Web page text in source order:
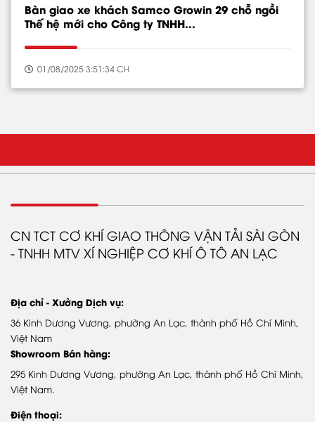
Bàn giao xe khách Samco Growin 29 chỗ ngồi
Thế hệ mới cho Công ty TNHH...
01/08/2025 3:51:34 CH
Tổng CTy SamCo
Giới thiệu Samco Bus
Quá trình phát triển
DỊCH VỤ & PHỤ TÙNG
Phụ tùng chính hãng
Hệ thống trạm DVUQ SAMCO
CN TCT CƠ KHÍ GIAO THÔNG VẬN TẢI SÀI GÒN
- TNHH MTV XÍ NGHIỆP CƠ KHÍ Ô TÔ AN LẠC
Địa chỉ - Xưởng Dịch vụ:
36 Kinh Dương Vương, phường An Lạc, thành phố Hồ Chí Minh,
Việt Nam
Showroom Bán hàng:
295 Kinh Dương Vương, phường An Lạc, thành phố Hồ Chí Minh,
Việt Nam.
Điện thoại: